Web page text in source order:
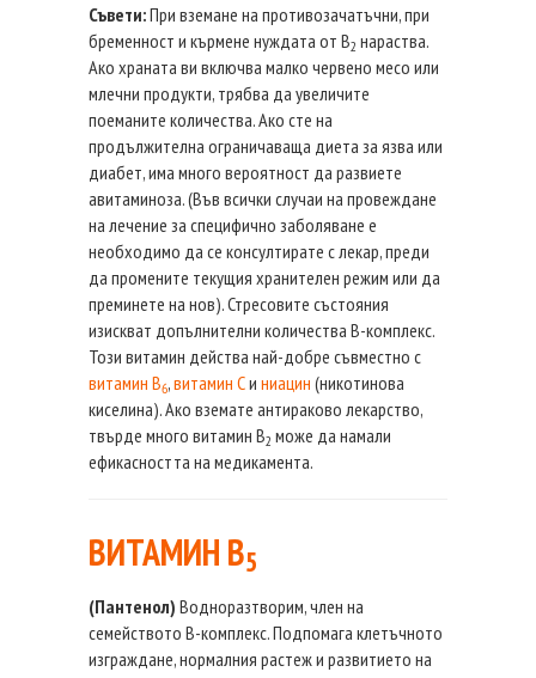
Съвети:При вземане на противозачатъчни, при
бременност и кърмене нуждата от В2 нараства.
Ако храната ви включва малко червено месо или
млечни продукти, трябва да увеличите
поеманите количества. Ако сте на
продължителна ограничаваща диета за язва или
диабет, има много вероятност да развиете
авитаминоза. (Във всички случаи на провеждане
на лечение за специфично заболяване е
необходимо да се консултирате с лекар, преди
да промените текущия хранителен режим или да
преминете на нов). Стресовите състояния
изискват допълнителни количества В-комплекс.
Този витамин действа най-добре съвместно с
витамин В6,витамин Си ниацин (никотинова
киселина). Ако вземате антираково лекарство,
твърде много витамин В2 може да намали
ефикасността на медикамента.
ВИТАМИН B5
(Пантенол) Водноразтворим, член на
семейството В-комплекс. Подпомага клетъчното
изграждане, нормалния растеж и развитието на